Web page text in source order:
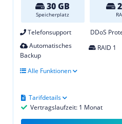
30 GB
Speicherplatz
Telefonsupport DDoS
Automatisches
Backup
RAID 1
Alle Funktionen
Vertragslaufzeit: 1 Monat
Tarifdetails